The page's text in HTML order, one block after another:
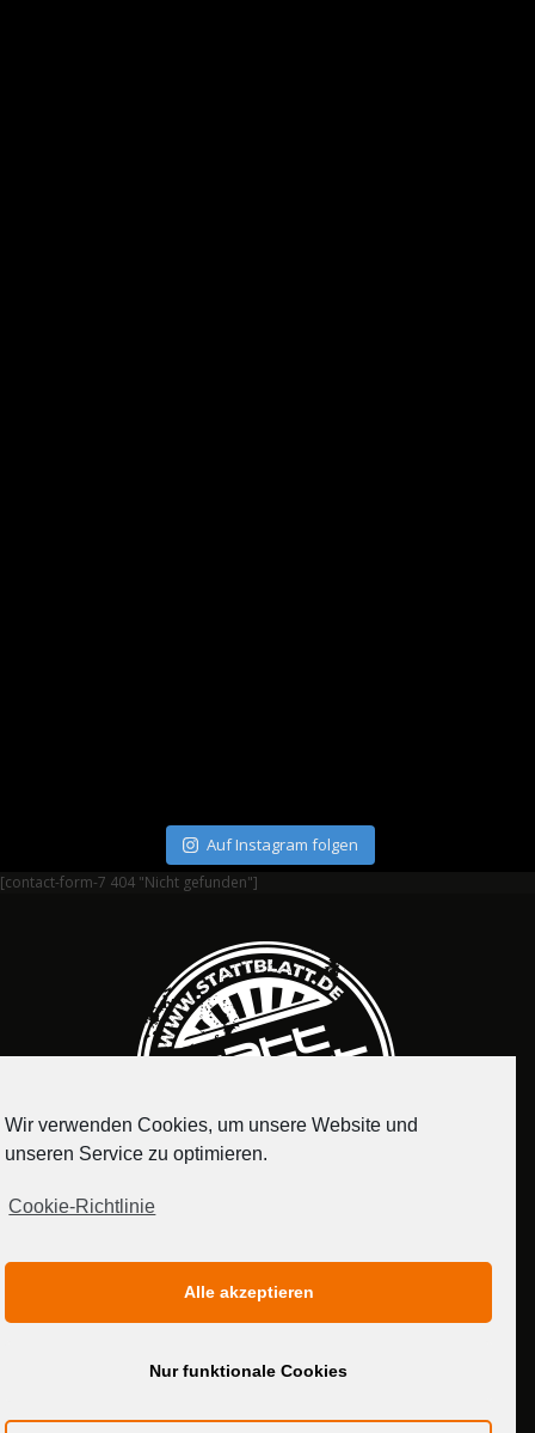
Auf Instagram folgen
[contact-form-7 404 "Nicht gefunden"]
MEDIADATEN
Wir verwenden Cookies, um unsere Website und
unseren Service zu optimieren.
Cookie-Richtlinie
Alle akzeptieren
Nur funktionale Cookies